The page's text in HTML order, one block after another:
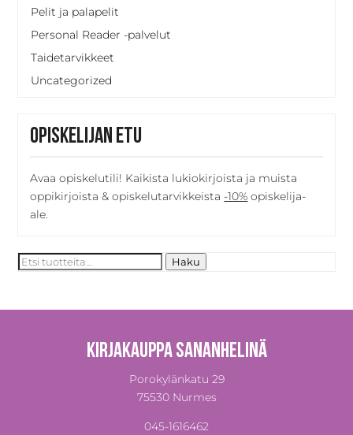
Pelit ja palapelit
Personal Reader -palvelut
Taidetarvikkeet
Uncategorized
Opiskelijan etu
Avaa opiskelutili! Kaikista lukiokirjoista ja muista
oppikirjoista & opiskelutarvikkeista -10% opiskelija-
ale.
Etsi: Haku
Kirjakauppa Sananhelinä
Porokylänkatu 29
75530 Nurmes
045-1616462